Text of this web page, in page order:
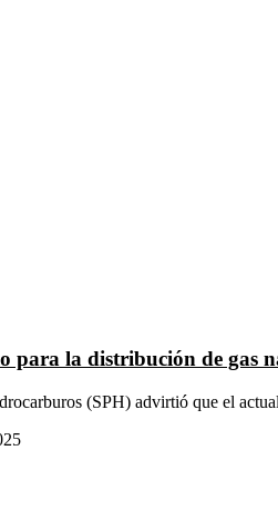
para la distribución de gas
(SPH) advirtió que el